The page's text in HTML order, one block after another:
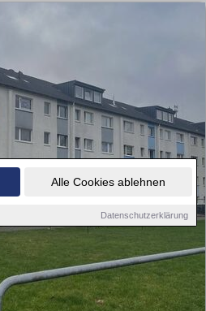
Alle Cookies ablehnen
Datenschutzerklärung